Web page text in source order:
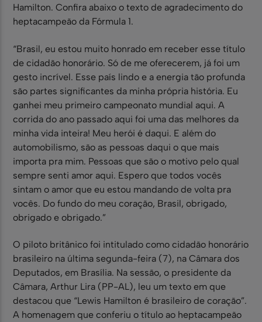
Hamilton. Confira abaixo o texto de agradecimento do
heptacampeão da Fórmula 1.
“Brasil, eu estou muito honrado em receber esse título
de cidadão honorário. Só de me oferecerem, já foi um
gesto incrível. Esse país lindo e a energia tão profunda
são partes significantes da minha própria história. Eu
ganhei meu primeiro campeonato mundial aqui. A
corrida do ano passado aqui foi uma das melhores da
minha vida inteira! Meu herói é daqui. E além do
automobilismo, são as pessoas daqui o que mais
importa pra mim. Pessoas que são o motivo pelo qual
sempre senti amor aqui. Espero que todos vocês
sintam o amor que eu estou mandando de volta pra
vocês. Do fundo do meu coração, Brasil, obrigado,
obrigado e obrigado.”
O piloto britânico foi intitulado como cidadão honorário
brasileiro na última segunda-feira (7), na Câmara dos
Deputados, em Brasília. Na sessão, o presidente da
Câmara, Arthur Lira (PP-AL), leu um texto em que
destacou que “Lewis Hamilton é brasileiro de coração”.
A homenagem que conferiu o título ao heptacampeão